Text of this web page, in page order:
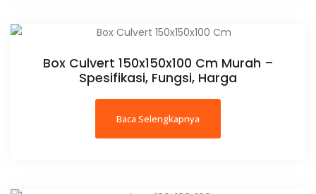
Box Culvert 150x150x100 Cm Murah –
Spesifikasi, Fungsi, Harga
Baca Selengkapnya